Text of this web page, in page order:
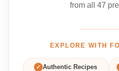
from all 47
EXPLORE WITH
✓ Authentic Recipes